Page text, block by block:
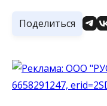
Поделиться